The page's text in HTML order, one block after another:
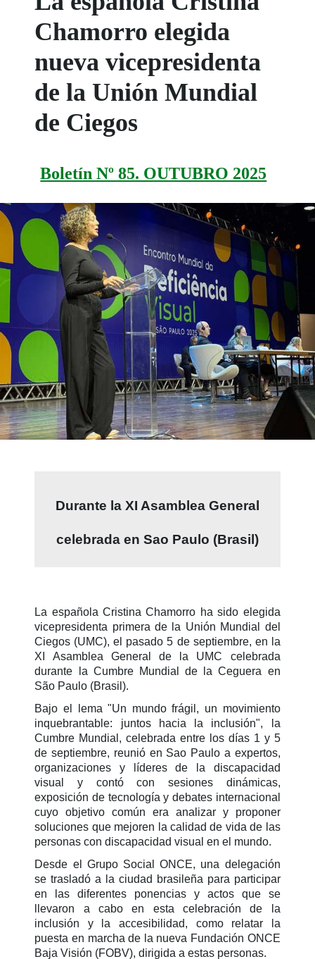
Chamorro elegida
nueva vicepresidenta
de la Unión Mundial
de Ciegos
Boletín Nº 85. OUTUBRO 2025
Durante la XI Asamblea General
celebrada en Sao Paulo (Brasil)
La española Cristina Chamorro ha sido elegida
vicepresidenta primera de la Unión Mundial del
Ciegos (UMC), el pasado 5 de septiembre, en la
XI Asamblea General de la UMC celebrada
durante la Cumbre Mundial de la Ceguera en
São Paulo (Brasil).
Bajo el lema "Un mundo frágil, un movimiento
inquebrantable: juntos hacia la inclusión", la
Cumbre Mundial, celebrada entre los días 1 y 5
de septiembre, reunió en Sao Paulo a expertos,
organizaciones y líderes de la discapacidad
visual y contó con sesiones dinámicas,
exposición de tecnología y debates internacional
cuyo objetivo común era analizar y proponer
soluciones que mejoren la calidad de vida de las
personas con discapacidad visual en el mundo.
Desde el Grupo Social ONCE, una delegación
se trasladó a la ciudad brasileña para participar
en las diferentes ponencias y actos que se
llevaron a cabo en esta celebración de la
inclusión y la accesibilidad, como relatar la
puesta en marcha de la nueva Fundación ONCE
Baja Visión (FOBV), dirigida a estas personas.